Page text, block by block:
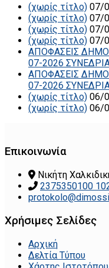
(χωρίς τίτλο) 07/
(χωρίς τίτλο) 07/
(χωρίς τίτλο) 07/
(χωρίς τίτλο) 07/
ΑΠΟΦΑΣΕΙΣ
07-2026
ΑΠΟΦΑΣΕΙΣ
07-2026
(χωρίς τίτλο) 06/
(χωρίς τίτλο) 06/
Επικοινωνία
Νικήτη
2375350100
Χρήσιμες Σελίδες
Αρχική
Δελτία Τύπου